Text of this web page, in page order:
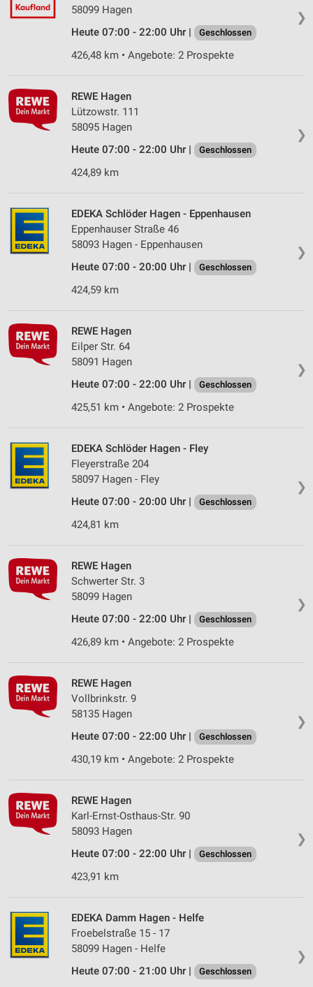
❯
58099 Hagen
Heute 07:00 - 22:00 Uhr |
Geschlossen
426,48 km • Angebote: 2 Prospekte
❯
REWE Hagen
Lützowstr. 111
58095 Hagen
Heute 07:00 - 22:00 Uhr |
Geschlossen
424,89 km
❯
EDEKA Schlöder Hagen - Eppenhausen
Eppenhauser Straße 46
58093 Hagen - Eppenhausen
Heute 07:00 - 20:00 Uhr |
Geschlossen
424,59 km
❯
REWE Hagen
Eilper Str. 64
58091 Hagen
Heute 07:00 - 22:00 Uhr |
Geschlossen
425,51 km • Angebote: 2 Prospekte
❯
EDEKA Schlöder Hagen - Fley
Fleyerstraße 204
58097 Hagen - Fley
Heute 07:00 - 20:00 Uhr |
Geschlossen
424,81 km
❯
REWE Hagen
Schwerter Str. 3
58099 Hagen
Heute 07:00 - 22:00 Uhr |
Geschlossen
426,89 km • Angebote: 2 Prospekte
❯
REWE Hagen
Vollbrinkstr. 9
58135 Hagen
Heute 07:00 - 22:00 Uhr |
Geschlossen
430,19 km • Angebote: 2 Prospekte
❯
REWE Hagen
Karl-Ernst-Osthaus-Str. 90
58093 Hagen
Heute 07:00 - 22:00 Uhr |
Geschlossen
423,91 km
❯
EDEKA Damm Hagen - Helfe
Froebelstraße 15 - 17
58099 Hagen - Helfe
Heute 07:00 - 21:00 Uhr |
Geschlossen